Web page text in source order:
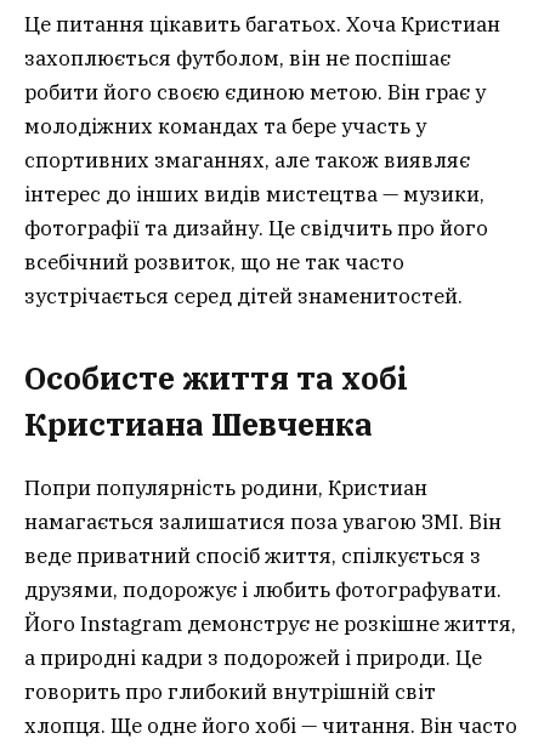
Це питання цікавить багатьох. Хоча Кристиан
захоплюється футболом, він не поспішає
робити його своєю єдиною метою. Він грає у
молодіжних командах та бере участь у
спортивних змаганнях, але також виявляє
інтерес до інших видів мистецтва — музики,
фотографії та дизайну. Це свідчить про його
всебічний розвиток, що не так часто
зустрічається серед дітей знаменитостей.
Особисте життя та хобі
Кристиана Шевченка
Попри популярність родини, Кристиан
намагається залишатися поза увагою ЗМІ. Він
веде приватний спосіб життя, спілкується з
друзями, подорожує і любить фотографувати.
Його Instagram демонструє не розкішне життя,
а природні кадри з подорожей і природи. Це
говорить про глибокий внутрішній світ
хлопця. Ще одне його хобі — читання. Він часто